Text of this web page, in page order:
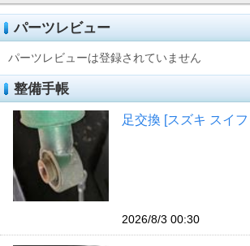
パーツレビュー
パーツレビューは登録されていません
整備手帳
足交換 [スズキ スイ
2026/8/3 00:30